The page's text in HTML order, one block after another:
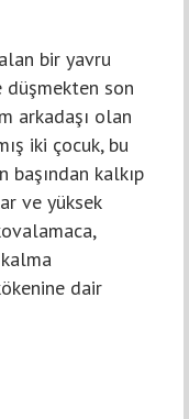
bir yavru
düşmekten son
arkadaşı olan
iki çocuk, bu
başından kalkıp
ve yüksek
dair